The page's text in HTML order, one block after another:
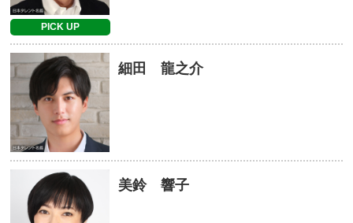
PICK UP
細田 龍之介
美鈴 響子